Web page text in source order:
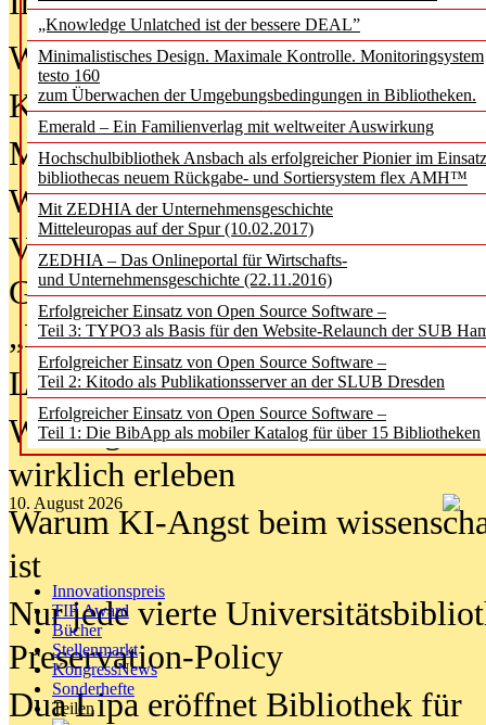
„Knowledge Unlatched ist der bessere DEAL”
Minimalistisches Design. Maximale Kontrolle. Monitoringsystem
testo 160
zum Überwachen der Umgebungsbedingungen in Bibliotheken.
Emerald – Ein Familienverlag mit weltweiter Auswirkung
Hochschulbibliothek Ansbach als erfolgreicher Pionier im
bibliothecas neuem Rückgabe- und Sortiersystem flex AMH™
Mit ZEDHIA der Unternehmensgeschichte
Mitteleuropas auf der Spur (10.02.2017)
ZEDHIA – Das Onlineportal für Wirtschafts-
und Unternehmensgeschichte (22.11.2016)
Erfolgreicher Einsatz von Open Source Software –
Teil 3: TYPO3 als Basis für den Website-Relaunch der SUB
Erfolgreicher Einsatz von Open Source Software –
Teil 2: Kitodo als Publikationsserver an der SLUB Dresden
Erfolgreicher Einsatz von Open Source Software –
Teil 1: Die BibApp als mobiler Katalog für über 15 Bibliotheken
10. August 2026
Innovationspreis
TIP Award
Bücher
Stellenmarkt
KongressNews
Sonderhefte
Teilen
Was Hochschul­bibliotheken von
Kinder in der digitalen Welt
Metadaten als Infrastruktur
Wenn Bots katalogisieren
Von Abschlusskleidern bis
Geisterjagd-Ausrüstung in der
„Library of Things“ unterwegs
Lesen als Infrastrukturaufgabe
Wie Jugendliche Social Media
wirklich erleben
Warum KI-Angst beim
ist
Nur jede vierte
Preservation-Policy
Dua Lipa eröffnet Bibliothek für